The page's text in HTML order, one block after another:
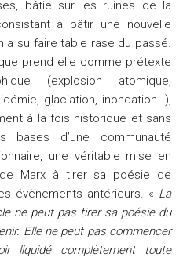
bâtie sur les ruines de la
à bâtir une nouvelle
a su faire table rase du passé.
prend elle comme prétexte
(explosion atomique,
glaciation, inondation…),
à la fois historique et sans
d’une communauté
une véritable mise en
Marx à tirer sa poésie de
évènements antérieurs. « La
ne peut pas tirer sa poésie du
Elle ne peut pas commencer
liquidé complètement toute